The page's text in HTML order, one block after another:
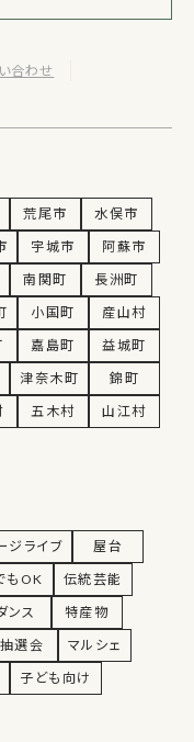
合わせ
荒尾市
水俣市
宇城市
阿蘇市
南関町
長洲町
小国町
産山村
嘉島町
益城町
津奈木町
錦町
五木村
山江村
ジライブ
屋台
もOK
伝統芸能
ンス
特産物
抽選会
マルシェ
子ども向け